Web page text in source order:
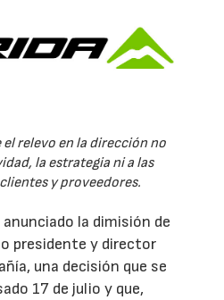
el relevo en la dirección no
la estrategia ni a las
y proveedores.
anunciado la dimisión de
presidente y director
una decisión que se
17 de julio y que,